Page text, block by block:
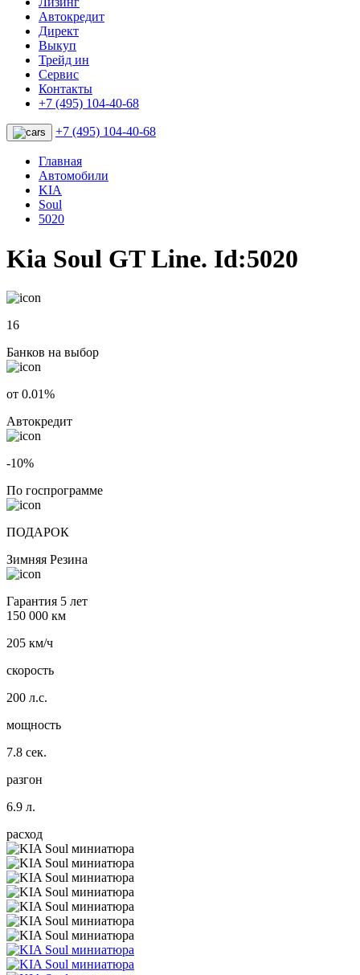
Автокредит
Директ
Выкуп
Трейд ин
Сервис
Контакты
+7 (495) 104-40-68
+7 (495) 104-40-68
Главная
Автомобили
KIA
Soul
5020
Kia Soul GT Line. Id:5020
16
Банков на выбор
от 0.01%
Автокредит
-10%
По госпрограмме
ПОДАРОК
Зимняя Резина
Гарантия 5 лет
150 000 км
205 км/ч
скорость
200 л.с.
мощность
7.8 сек.
разгон
6.9 л.
расход